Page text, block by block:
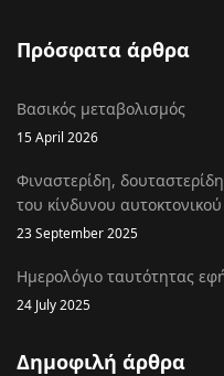
Πρόσφατα άρθρα
Βασικός μεταβολισμός
15 April 2026
Φιναστερίδη,
του κίνδυνου
23 September 2025
Ημερολόγιο ταυτότητας
24 July 2025
Δημοφιλή άρθρα